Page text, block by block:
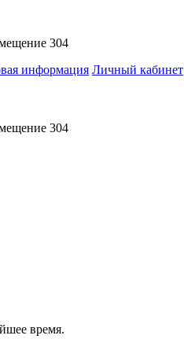
304
информация Личный кабинет
304
время.